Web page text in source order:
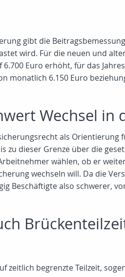
gibt die
wird. Für die neuen und
Euro erhöht, für das
monatlich 6.150 Euro
Wechsel in
als Orientierung
zu dieser Grenze über die
wählen, ob er
wechseln will. Da die
Beschäftigte also schwerer,
zeitlich begrenzte Teilzeit,